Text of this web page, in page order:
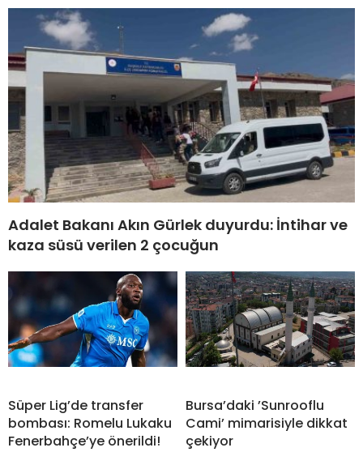
Adalet Bakanı Akın Gürlek duyurdu: İntihar ve
kaza süsü verilen 2 çocuğun
Süper Lig’de transfer
bombası: Romelu Lukaku
Fenerbahçe’ye önerildi!
Bursa’daki ’Sunrooflu
Cami’ mimarisiyle dikkat
çekiyor